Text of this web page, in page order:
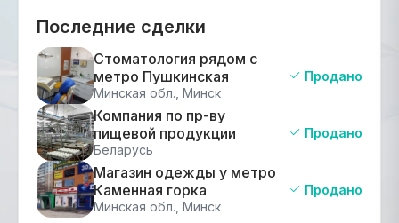
Последние сделки
Стоматология рядом с
метро Пушкинская
Минская обл., Минск
Продано
Компания по пр-ву
пищевой продукции
Беларусь
Продано
Магазин одежды у метро
Каменная горка
Минская обл., Минск
Продано